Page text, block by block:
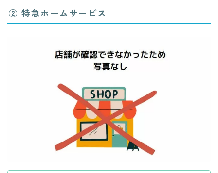
② 特急ホームサービス